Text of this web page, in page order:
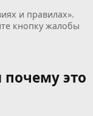
и правилах».
кнопку жалобы
почему это